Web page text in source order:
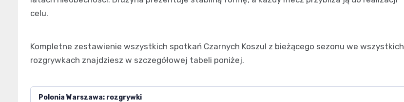
celu.
Kompletne zestawienie wszystkich spotkań Czarnych Koszul z bieżącego sezonu we wszystkich
rozgrywkach znajdziesz w szczegółowej tabeli poniżej.
Polonia Warszawa: rozgrywki